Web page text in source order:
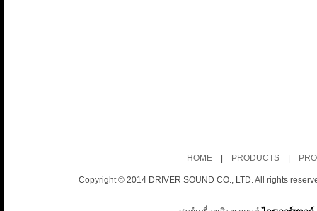
HOME| PRODUCTS|
Copyright © 2014 DRIVER SOUND CO., LTD. All rights